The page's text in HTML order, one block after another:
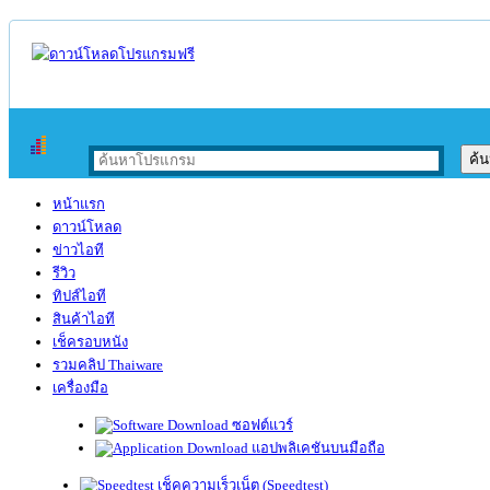
หน้าแรก
ดาวน์โหลด
ข่าวไอที
รีวิว
ทิปส์ไอที
สินค้าไอที
เช็ครอบหนัง
รวมคลิป Thaiware
เครื่องมือ
ซอฟต์แวร์
แอปพลิเคชันบนมือถือ
เช็คความเร็วเน็ต (Speedtest)